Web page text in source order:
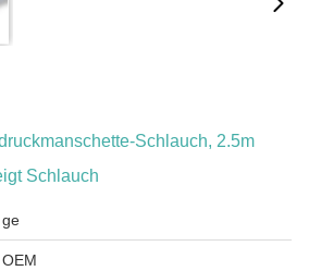
Schlauch, 2.5m
Schlauch
ge
OEM